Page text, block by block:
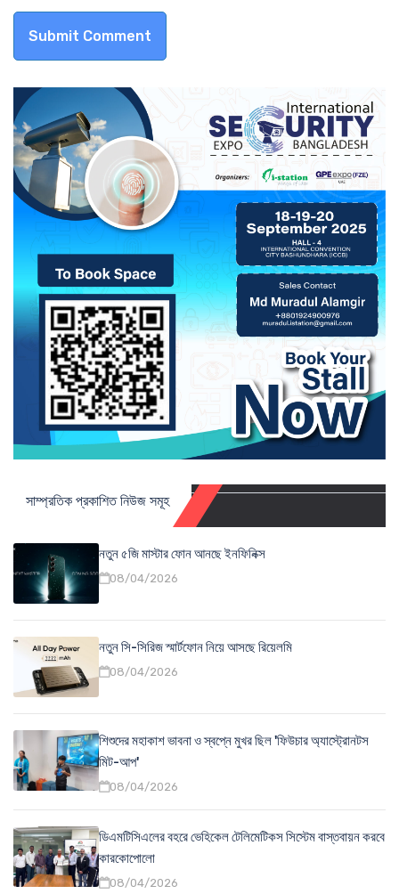
Submit Comment
সাম্প্রতিক প্রকাশিত নিউজ সমূহ
নতুন ৫জি মাস্টার ফোন আনছে ইনফিনিক্স
08/04/2026
নতুন সি-সিরিজ স্মার্টফোন নিয়ে আসছে রিয়েলমি
08/04/2026
শিশুদের মহাকাশ ভাবনা ও স্বপ্নে মুখর ছিল 'ফিউচার অ্যাস্ট্রোনটস
মিট-আপ'
08/04/2026
ডিএমটিসিএলের বহরে ভেহিকেল টেলিমেটিকস সিস্টেম বাস্তবায়ন করবে
কারকোপোলো
08/04/2026